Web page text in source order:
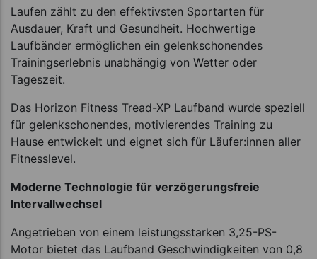
Laufen zählt zu den effektivsten Sportarten für
Ausdauer, Kraft und Gesundheit. Hochwertige
Laufbänder ermöglichen ein gelenkschonendes
Trainingserlebnis unabhängig von Wetter oder
Tageszeit.
Das Horizon Fitness Tread-XP Laufband wurde speziell
für gelenkschonendes, motivierendes Training zu
Hause entwickelt und eignet sich für Läufer:innen aller
Fitnesslevel.
Moderne Technologie für verzögerungsfreie
Intervallwechsel
Angetrieben von einem leistungsstarken 3,25-PS-
Motor bietet das Laufband Geschwindigkeiten von 0,8